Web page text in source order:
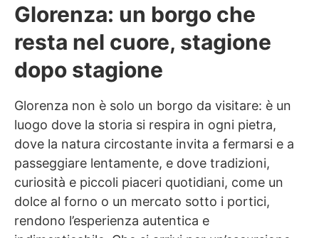
Glorenza: un borgo che
resta nel cuore, stagione
dopo stagione
Glorenza non è solo un borgo da visitare: è un
luogo dove la storia si respira in ogni pietra,
dove la natura circostante invita a fermarsi e a
passeggiare lentamente, e dove tradizioni,
curiosità e piccoli piaceri quotidiani, come un
dolce al forno o un mercato sotto i portici,
rendono l’esperienza autentica e